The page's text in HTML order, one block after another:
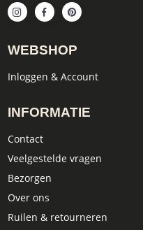
WEBSHOP
Inloggen & Account
INFORMATIE
Contact
Veelgestelde vragen
Bezorgen
Over ons
Ruilen & retourneren